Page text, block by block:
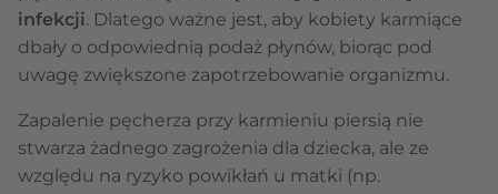
infekcji. Dlatego ważne jest, aby kobiety karmiące
dbały o odpowiednią podaż płynów, biorąc pod
uwagę zwiększone zapotrzebowanie organizmu.
Zapalenie pęcherza przy karmieniu piersią nie
stwarza żadnego zagrożenia dla dziecka, ale ze
względu na ryzyko powikłań u matki (np.